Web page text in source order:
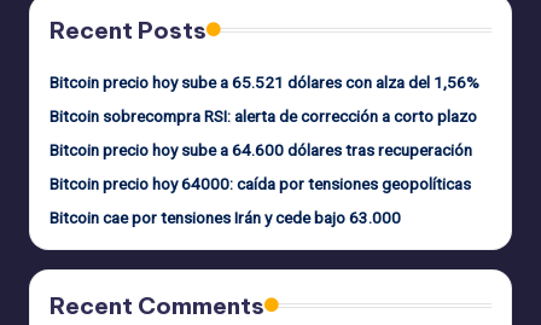
Recent Posts
Bitcoin precio hoy sube a 65.521 dólares con alza del 1,56%
Bitcoin sobrecompra RSI: alerta de corrección a corto plazo
Bitcoin precio hoy sube a 64.600 dólares tras recuperación
Bitcoin precio hoy 64000: caída por tensiones geopolíticas
Bitcoin cae por tensiones Irán y cede bajo 63.000
Recent Comments